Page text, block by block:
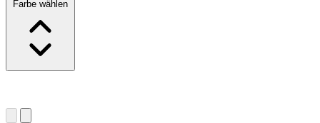
Farbe wählen